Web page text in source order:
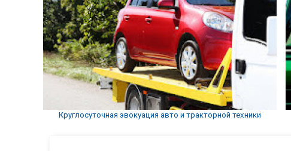
Круглосуточная эвокуация авто и тракторной техники